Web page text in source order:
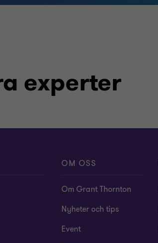
experter
OM OSS
Om Grant Thornton
Nyheter och tips
Event